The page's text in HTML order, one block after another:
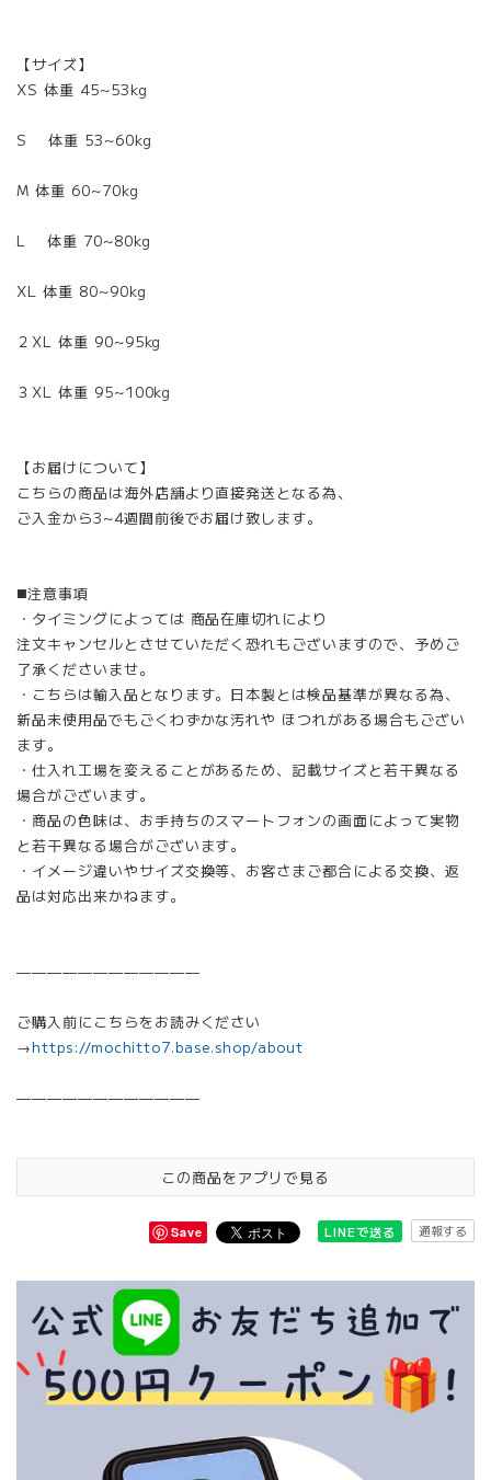
【サイズ】
XS 体重 45~53kg
S 体重 53~60kg
M 体重 60~70kg
L 体重 70~80kg
XL 体重 80~90kg
２XL 体重 90~95kg
３XL 体重 95~100kg
【お届けについて】
こちらの商品は海外店舗より直接発送となる為、
ご入金から3~4週間前後でお届け致します。
◼️注意事項
・タイミングによっては 商品在庫切れにより
注文キャンセルとさせていただく恐れもございますので、予めご
了承くださいませ。
・こちらは輸入品となります。日本製とは検品基準が異なる為、
新品未使用品でもごくわずかな汚れや ほつれがある場合もござい
ます。
・仕入れ工場を変えることがあるため、記載サイズと若干異なる
場合がございます。
・商品の色味は、お手持ちのスマートフォンの画面によって実物
と若干異なる場合がございます。
・イメージ違いやサイズ交換等、お客さまご都合による交換、返
品は対応出来かねます。
————————————
ご購入前にこちらをお読みください
→https://mochitto7.base.shop/about
————————————
この商品をアプリで見る
Save LINEで送る 通報する